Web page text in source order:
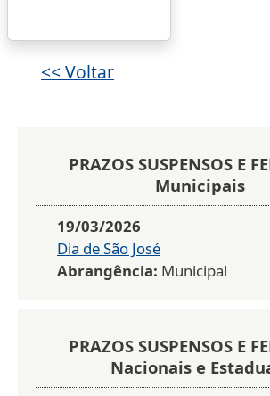
<< Voltar
PRAZOS SUSPENSOS E
Municipais
19/03/2026
Dia de São José
Abrangência: Municipal
PRAZOS SUSPENSOS E
Nacionais e